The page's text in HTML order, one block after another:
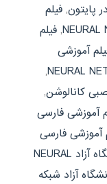
پایتون, فیلم
, فیلم
آموزشی
,
کانالوشن,
آموزشی فارسی
آموزشی فارسی
فیلم کلاس دانشگاه آزاد NEURAL
آزاد شبکه